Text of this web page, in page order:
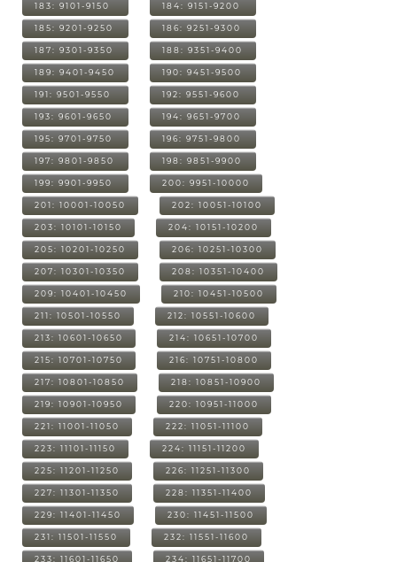
183: 9101-9150 184: 9151-9200
185: 9201-9250 186: 9251-9300
187: 9301-9350 188: 9351-9400
189: 9401-9450 190: 9451-9500
191: 9501-9550 192: 9551-9600
193: 9601-9650 194: 9651-9700
195: 9701-9750 196: 9751-9800
197: 9801-9850 198: 9851-9900
199: 9901-9950 200: 9951-10000
201: 10001-10050 202: 10051-10100
203: 10101-10150 204: 10151-10200
205: 10201-10250 206: 10251-10300
207: 10301-10350 208: 10351-10400
209: 10401-10450 210: 10451-10500
211: 10501-10550 212: 10551-10600
213: 10601-10650 214: 10651-10700
215: 10701-10750 216: 10751-10800
217: 10801-10850 218: 10851-10900
219: 10901-10950 220: 10951-11000
221: 11001-11050 222: 11051-11100
223: 11101-11150 224: 11151-11200
225: 11201-11250 226: 11251-11300
227: 11301-11350 228: 11351-11400
229: 11401-11450 230: 11451-11500
231: 11501-11550 232: 11551-11600
233: 11601-11650 234: 11651-11700